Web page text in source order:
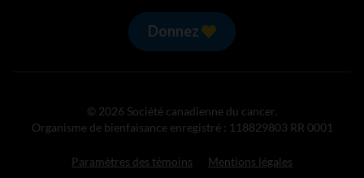
Donnez
© 2026 Société canadienne du cancer.
Organisme de bienfaisance enregistré : 118829803 RR 0001
Paramètres des témoins Mentions légales